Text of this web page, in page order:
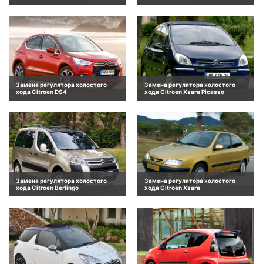
Замена регулятора холостого
хода Citroen DS4
Замена регулятора холостого
хода Citroen Xsara Picasso
Замена регулятора холостого
хода Citroen Berlingo
Замена регулятора холостого
хода Citroen Xsara